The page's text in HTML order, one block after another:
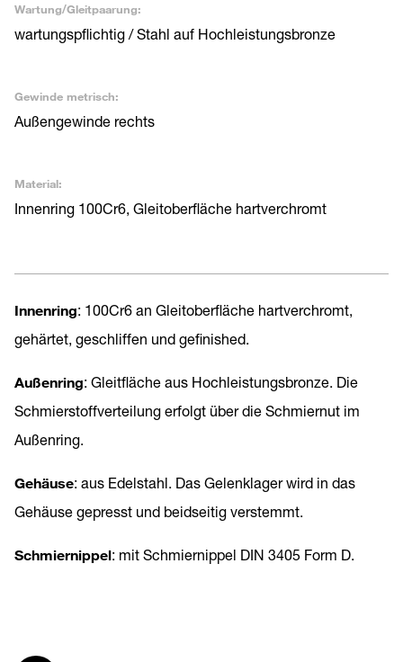
Wartung/Gleitpaarung:
wartungspflichtig / Stahl auf Hochleistungsbronze
Gewinde metrisch:
Außengewinde rechts
Material:
Innenring 100Cr6, Gleitoberfläche hartverchromt
Innenring: 100Cr6 an Gleitoberfläche hartverchromt,
gehärtet, geschliffen und gefinished.
Außenring: Gleitfläche aus Hochleistungsbronze. Die
Schmierstoffverteilung erfolgt über die Schmiernut im
Außenring.
Gehäuse: aus Edelstahl. Das Gelenklager wird in das
Gehäuse gepresst und beidseitig verstemmt.
Schmiernippel: mit Schmiernippel DIN 3405 Form D.